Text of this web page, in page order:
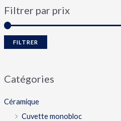
Filtrer par prix
FILTRER
Catégories
Céramique
Cuvette monobloc